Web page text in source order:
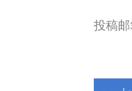
投稿邮